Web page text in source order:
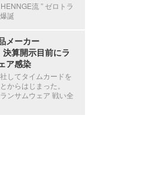
流 ” ゼロトラ
誕
メーカー
決算開示目前にラ
ア感染
してタイムカードを
からはじまった。
ンサムウェア 戦い全